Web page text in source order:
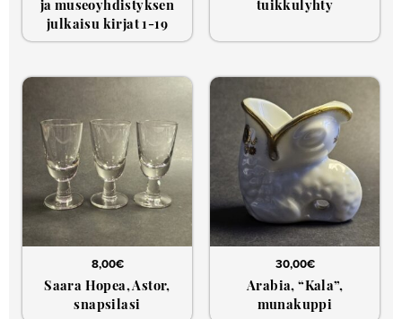
ja museoyhdistyksen
julkaisu kirjat 1-19
tuikkulyhty
8,00€
Saara Hopea, Astor,
snapsilasi
30,00€
Arabia, “Kala”,
munakuppi